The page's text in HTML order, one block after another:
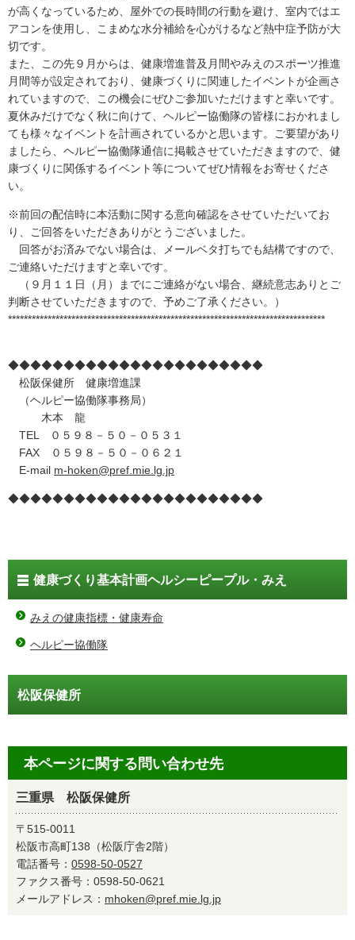
が高くなっているため、屋外での長時間の行動を避け、室内ではエ
アコンを使用し、こまめな水分補給を心がけるなど熱中症予防が大
切です。
また、この先９月からは、健康増進普及月間やみえのスポーツ推進
月間等が設定されており、健康づくりに関連したイベントが企画さ
れていますので、この機会にぜひご参加いただけますと幸いです。
夏休みだけでなく秋に向けて、ヘルピー協働隊の皆様におかれまし
ても様々なイベントを計画されているかと思います。ご要望があり
ましたら、ヘルピー協働隊通信に掲載させていただきますので、健
康づくりに関係するイベント等についてぜひ情報をお寄せくださ
い。
※前回の配信時に本活動に関する意向確認をさせていただいてお
り、ご回答をいただきありがとうございました。
回答がお済みでない場合は、メールベタ打ちでも結構ですので、
ご連絡いただけますと幸いです。
（９月１１日（月）までにご連絡がない場合、継続意志ありとご
判断させていただきますので、予めご了承ください。）
********************************************************************************
◆◆◆◆◆◆◆◆◆◆◆◆◆◆◆◆◆◆◆◆◆◆◆
松阪保健所 健康増進課
（ヘルピー協働隊事務局）
木本 龍
TEL ０５９８－５０－０５３１
FAX ０５９８－５０－０６２１
E-mail m-hoken@pref.mie.lg.jp
◆◆◆◆◆◆◆◆◆◆◆◆◆◆◆◆◆◆◆◆◆◆◆
健康づくり基本計画ヘルシーピープル・みえ
みえの健康指標・健康寿命
ヘルピー協働隊
松阪保健所
本ページに関する問い合わせ先
三重県 松阪保健所
〒515-0011
松阪市高町138（松阪庁舎2階）
電話番号： 0598-50-0527
ファクス番号：0598-50-0621
メールアドレス： mhoken@pref.mie.lg.jp